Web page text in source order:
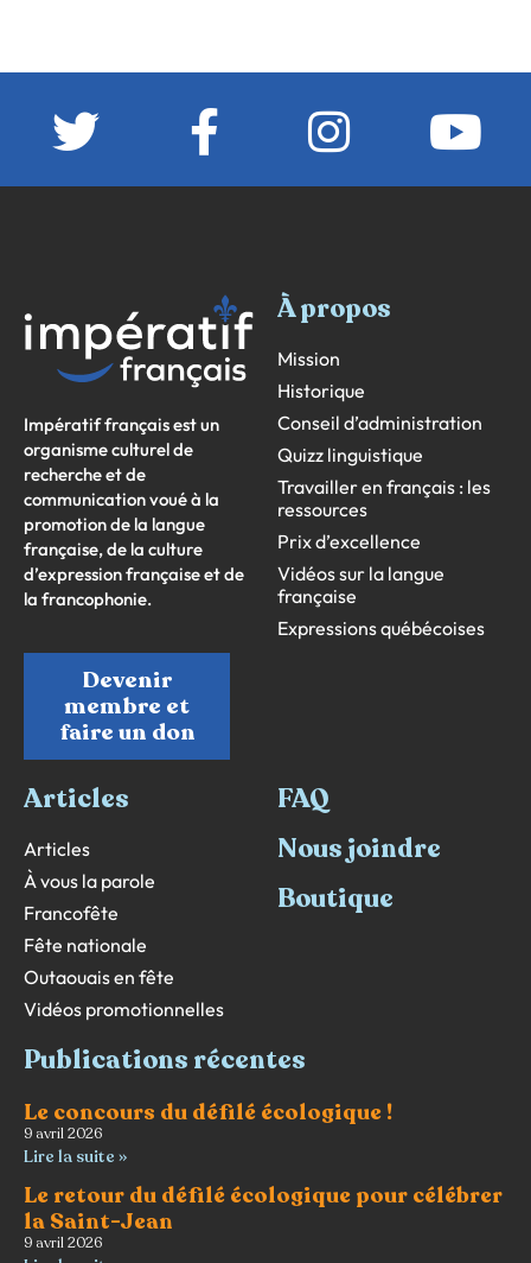
Impératif français est un
organisme culturel de
recherche et de
communication voué à la
promotion de la langue
française, de la culture
d’expression française et de
la francophonie.
Devenir
membre et
faire un don
À propos
Mission
Historique
Conseil d’administration
Quizz linguistique
Travailler en français : les
ressources
Prix d’excellence
Vidéos sur la langue
française
Expressions québécoises
Articles
Articles
À vous la parole
Francofête
Fête nationale
Outaouais en fête
Vidéos promotionnelles
FAQ
Nous joindre
Boutique
Publications récentes
Le concours du défilé écologique !
9 avril 2026
Lire la suite »
Le retour du défilé écologique pour célébrer
la Saint-Jean
9 avril 2026